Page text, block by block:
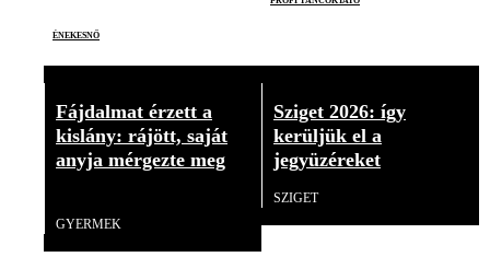
énekesnő
Fájdalmat érzett a
kislány: rájött, saját
anyja mérgezte meg
GYERMEK
Sziget 2026: így
kerüljük el a
jegyüzéreket
SZIGET